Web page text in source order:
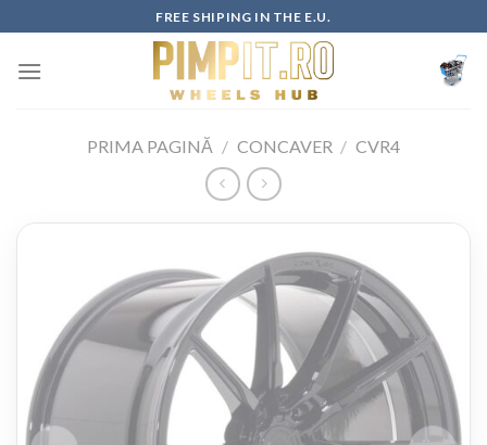
to
content
FREE SHIPING IN THE E.U.
PRIMA PAGINĂ / CONCAVER / CVR4